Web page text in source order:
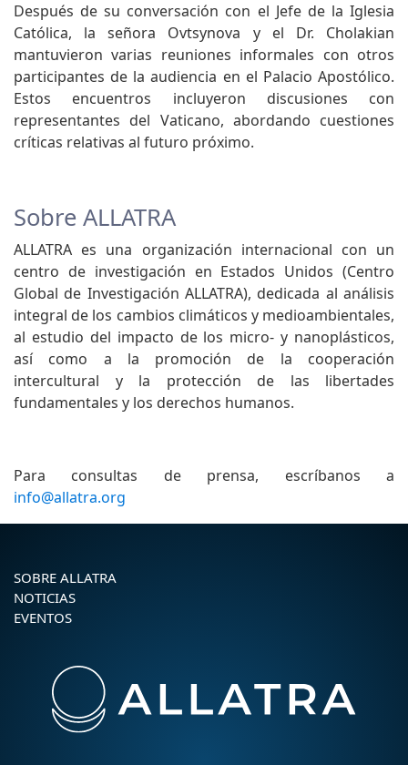
Después de su conversación con el Jefe de la Iglesia
Católica, la señora Ovtsynova y el Dr. Cholakian
mantuvieron varias reuniones informales con otros
participantes de la audiencia en el Palacio Apostólico.
Estos encuentros incluyeron discusiones con
representantes del Vaticano, abordando cuestiones
críticas relativas al futuro próximo.
Sobre ALLATRA
ALLATRA es una organización internacional con un
centro de investigación en Estados Unidos (Centro
Global de Investigación ALLATRA), dedicada al análisis
integral de los cambios climáticos y medioambientales,
al estudio del impacto de los micro- y nanoplásticos,
así como a la promoción de la cooperación
intercultural y la protección de las libertades
fundamentales y los derechos humanos.
Para consultas de prensa, escríbanos a
info@allatra.org
SOBRE ALLATRA
NOTICIAS
EVENTOS